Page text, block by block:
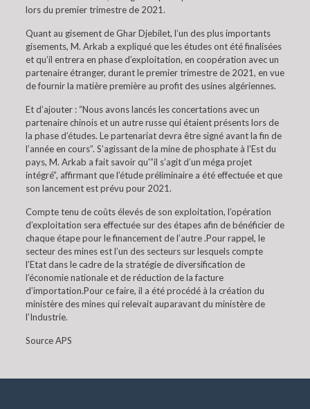
lors du premier trimestre de 2021.
Quant au gisement de Ghar Djebilet, l’un des plus importants
gisements, M. Arkab a expliqué que les études ont été finalisées
et qu’il entrera en phase d’exploitation, en coopération avec un
partenaire étranger, durant le premier trimestre de 2021, en vue
de fournir la matière première au profit des usines algériennes.
Et d’ajouter : “Nous avons lancés les concertations avec un
partenaire chinois et un autre russe qui étaient présents lors de
la phase d’études. Le partenariat devra être signé avant la fin de
l’année en cours”. S’agissant de la mine de phosphate à l’Est du
pays, M. Arkab a fait savoir qu'”il s’agit d’un méga projet
intégré”, affirmant que l’étude préliminaire a été effectuée et que
son lancement est prévu pour 2021.
Compte tenu de coûts élevés de son exploitation, l’opération
d’exploitation sera effectuée sur des étapes afin de bénéficier de
chaque étape pour le financement de l’autre .Pour rappel, le
secteur des mines est l’un des secteurs sur lesquels compte
l’Etat dans le cadre de la stratégie de diversification de
l’économie nationale et de réduction de la facture
d’importation.Pour ce faire, il a été procédé à la création du
ministère des mines qui relevait auparavant du ministère de
l’Industrie.
Source APS